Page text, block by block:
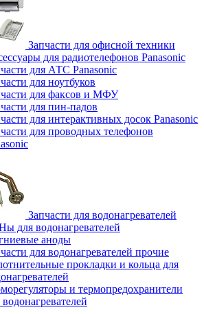
Запчасти для офисной техники
для радиотелефонов Panasonic
для АТС Panasonic
для ноутбуков
для факсов и МФУ
для пин-падов
для интерактивных досок Panasonic
для проводных телефонов
Запчасти для водонагревателей
для водонагревателей
аноды
для водонагревателей прочие
прокладки и кольца для
и термопредохранители
водонагревателей